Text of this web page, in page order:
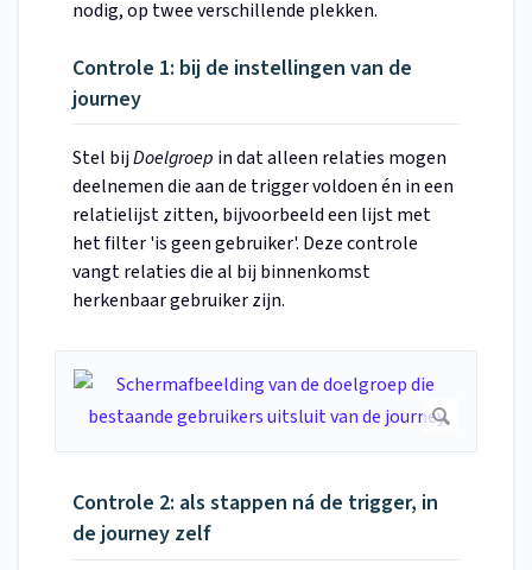
nodig, op twee verschillende plekken.
Controle 1: bij de instellingen van de
journey
Stel bijDoelgroep in dat alleen relaties mogen
deelnemen die aan de trigger voldoen én in een
relatielijst zitten, bijvoorbeeld een lijst met
het filter 'is geen gebruiker'. Deze controle
vangt relaties die al bij binnenkomst
herkenbaar gebruiker zijn.
Controle 2: als stappen ná de trigger, in
de journey zelf